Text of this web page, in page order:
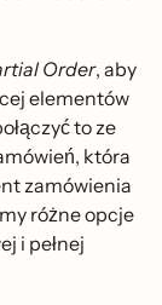
Order, aby
elementów
to ze
która
zamówienia
różne opcje
i pełnej